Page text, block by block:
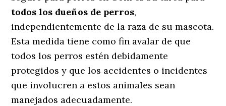
todos los dueños de perros,
independientemente de la raza de su mascota.
Esta medida tiene como fin avalar de que
todos los perros estén debidamente
protegidos y que los accidentes o incidentes
que involucren a estos animales sean
manejados adecuadamente.